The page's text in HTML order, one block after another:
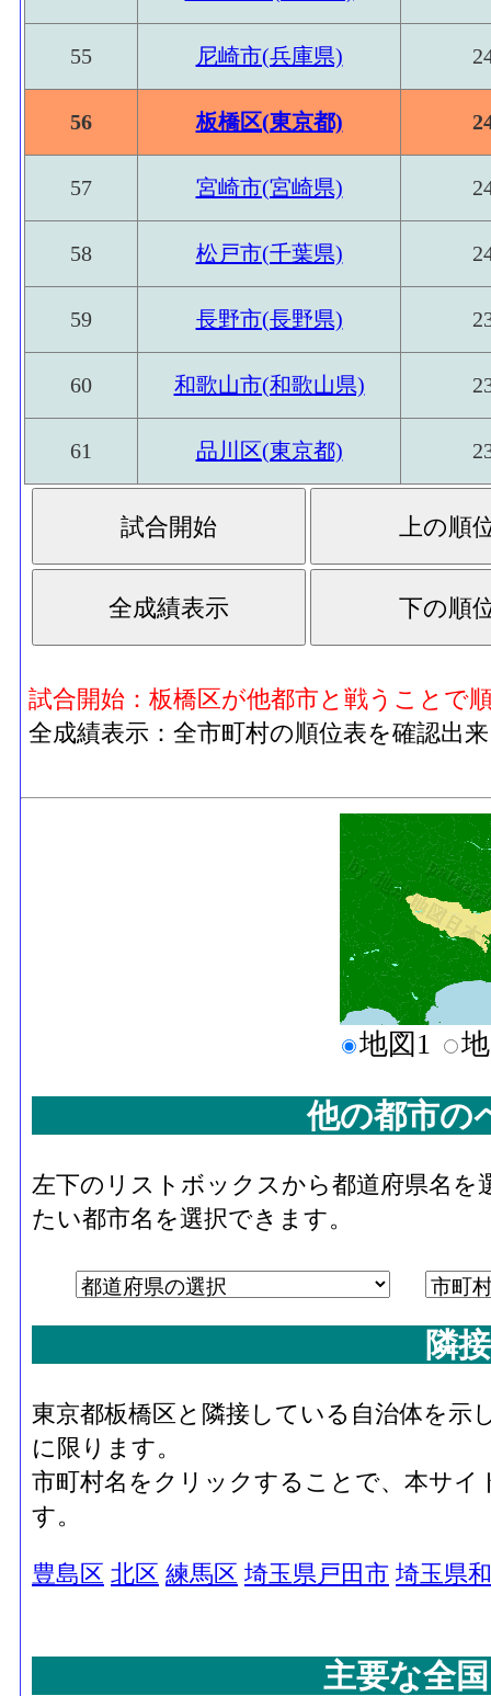
55 尼崎市(兵庫県)
56 板橋区(東京都)
57 宮崎市(宮崎県)
58 松戸市(千葉県)
59 長野市(長野県)
60 和歌山市(和歌山県)
61 品川区(東京都)
試合開始：板橋区が他都市と戦うことで
全成績表示：全市町村の順位表を確認出
地図1
他の都市の
左下のリストボックスから都道府県名
たい都市名を選択できます。
隣
東京都板橋区と隣接している自治体を示
に限ります。
市町村名をクリックすることで、本サ
す。
豊島区 北区 練馬区 埼玉県戸田市 埼玉県
主要な全